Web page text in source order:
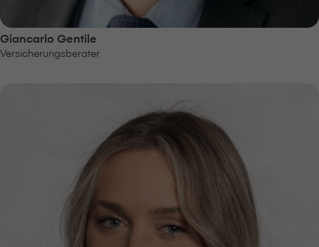
Giancarlo Gentile
Versicherungsberater